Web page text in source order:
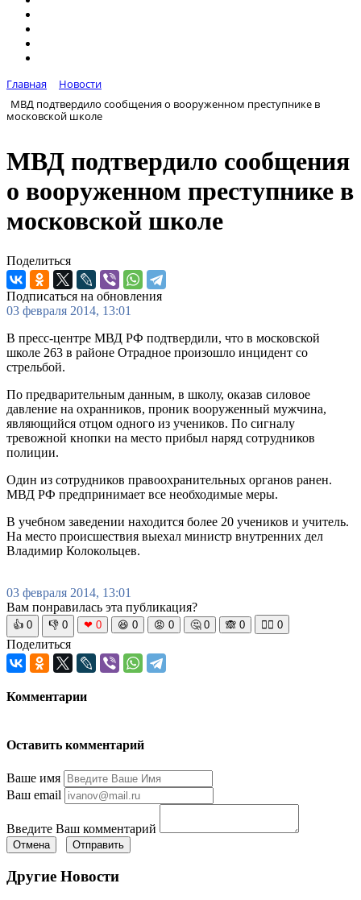
Главная
Новости
МВД подтвердило сообщения о вооруженном преступнике в
московской школе
МВД подтвердило сообщения
о вооруженном преступнике в
московской школе
Поделиться
Подписаться на обновления
03 февраля 2014, 13:01
В пресс-центре МВД РФ подтвердили, что в московской
школе 263 в районе Отрадное произошло инцидент со
стрельбой.
По предварительным данным, в школу, оказав силовое
давление на охранников, проник вооруженный мужчина,
являющийся отцом одного из учеников. По сигналу
тревожной кнопки на место прибыл наряд сотрудников
полиции.
Один из сотрудников правоохранительных органов ранен.
МВД РФ предпринимает все необходимые меры.
В учебном заведении находится более 20 учеников и учитель.
На место происшествия выехал министр внутренних дел
Владимир Колокольцев.
03 февраля 2014, 13:01
Вам понравилась эта публикация?
👍 0 👎 0 ❤ 0 😆 0 😡 0 🤔 0 🙈 0 🧘‍♀️ 0
Поделиться
Комментарии
Оставить комментарий
Ваше имя
Ваш email
Введите Ваш комментарий
Отмена Отправить
Другие Новости